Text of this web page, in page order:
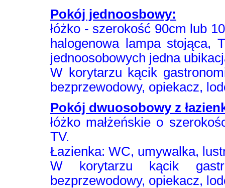
Pokój jednoosbowy:
łóżko - szerokość 90cm lub
halogenowa lampa stojąca,
jednoosobowych jedna
W korytarzu kącik
bezprzewodowy, opiekacz,
Pokój dwuosobowy z
łóżko małżeńskie o
TV.
Łazienka: WC, umywalka,
W korytarzu kącik
bezprzewodowy, opiekacz,